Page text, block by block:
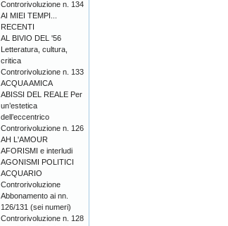
Controrivoluzione n. 134
AI MIEI TEMPI...
RECENTI
AL BIVIO DEL '56
Letteratura, cultura,
critica
Controrivoluzione n. 133
ACQUA AMICA
ABISSI DEL REALE Per
un’estetica
dell’eccentrico
Controrivoluzione n. 126
AH L'AMOUR
AFORISMI e interludi
AGONISMI POLITICI
ACQUARIO
Controrivoluzione
Abbonamento ai nn.
126/131 (sei numeri)
Controrivoluzione n. 128